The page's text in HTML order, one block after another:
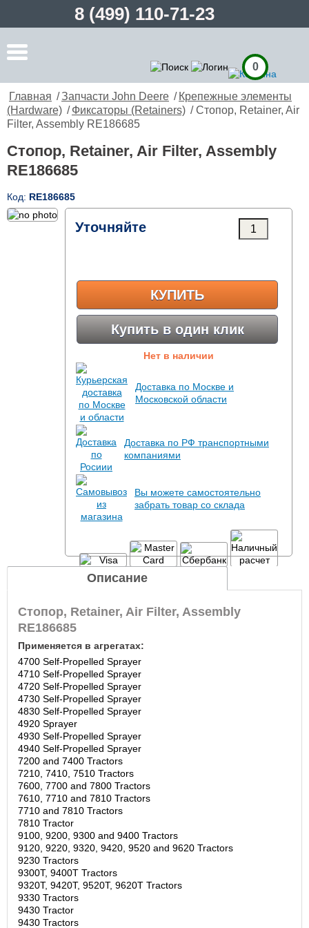
8 (499) 110-71-23
0
Главная /Запчасти John Deere / Крепежные элементы
(Hardware) / Фиксаторы (Retainers) / Стопор, Retainer, Air
Filter, Assembly RE186685
Стопор, Retainer, Air Filter, Assembly
RE186685
Код: RE186685
Уточняйте
КУПИТЬ
Купить в один клик
Нет в наличии
Доставка по Москве и
Московской области
Доставка по РФ транспортными
компаниями
Вы можете самостоятельно
забрать товар со склада
Описание
Стопор, Retainer, Air Filter, Assembly
RE186685
Применяется в агрегатах:
4700 Self-Propelled Sprayer
4710 Self-Propelled Sprayer
4720 Self-Propelled Sprayer
4730 Self-Propelled Sprayer
4830 Self-Propelled Sprayer
4920 Sprayer
4930 Self-Propelled Sprayer
4940 Self-Propelled Sprayer
7200 and 7400 Tractors
7210, 7410, 7510 Tractors
7600, 7700 and 7800 Tractors
7610, 7710 and 7810 Tractors
7710 and 7810 Tractors
7810 Tractor
9100, 9200, 9300 and 9400 Tractors
9120, 9220, 9320, 9420, 9520 and 9620 Tractors
9230 Tractors
9300T, 9400T Tractors
9320T, 9420T, 9520T, 9620T Tractors
9330 Tractors
9430 Tractor
9430 Tractors